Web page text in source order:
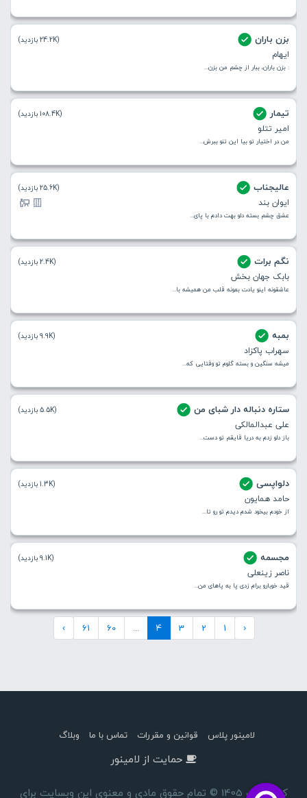
بزن باران
ایهام
: بزن باران، ببار از چشمِ من بزن...
(24.2K بازدید)
تیمار
امیر تتلو
من در اختیار تو بیا این تنو ببرش...
(108.4K بازدید)
عالیجناب
ایوان بند
عشق چشم بسته دلو بهت دادم با پای...
(25.6K بازدید)
نگم برات
بابک جهان بخش
عاشقونه اینو یادت بمونه قلب من همیشه با...
(2.4K بازدید)
بمبه
سهراب پاکزاد
میشه سنگین و بسته گلوم تو وقتایی که...
(9.9K بازدید)
ستاره دنباله دار شبای من
علی عبدالمالکی
باز دلو زدم به دریا قایقم تو دست...
(5.5K بازدید)
دلواپسی
حامد همایون
از خودم بیخود شدم دیدم تو رو تا...
(1.3K بازدید)
مجسمه
ناصر زینعلی
قید خوبارو برام زدی پا به پاهای من...
(9.1K بازدید)
‹
1
2
3
4
...
60
61
›
لامینور پلاس قوانین و مقررات تماس با ما وبلاگ
حمایت از لامینور
کپی رایت 1405 © تمام حقوق مادی و معنوی این وبسایت برای